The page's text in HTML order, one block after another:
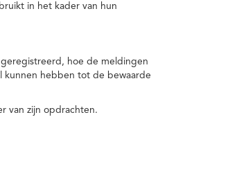
in het kader van hun
hoe de meldingen
kunnen hebben tot de bewaarde
van zijn opdrachten.